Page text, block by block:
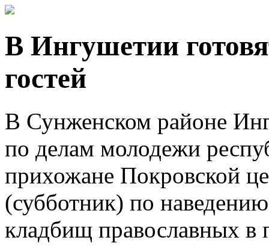
В Ингушетии
гостей
В Сунженском районе
по делам молодежи
прихожане Покровской
(субботник) по
кладбищ православных в